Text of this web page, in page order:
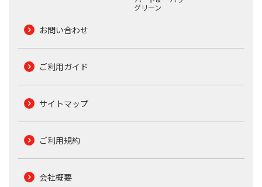
グリーン
お問い合わせ
ご利用ガイド
サイトマップ
ご利用規約
会社概要